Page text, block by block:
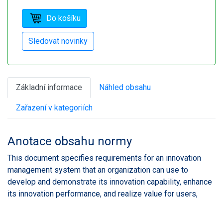
Základní informace Náhled obsahu
Zařazení v kategoriích
Anotace obsahu normy
This document specifies requirements for an innovation
management system that an organization can use to
develop and demonstrate its innovation capability, enhance
its innovation performance, and realize value for users,